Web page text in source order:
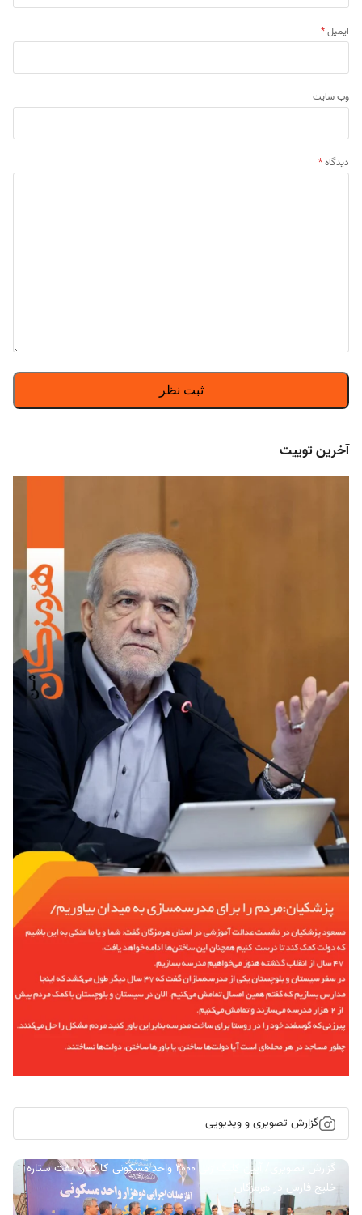
ایمیل*
وب‌ سایت
دیدگاه*
آخرین توییت
گزارش تصویری و ویدیویی
گزارش تصویری/ آیین کلنگ زنی ۲۰۰۰ واحد مسکونی کارکنان نفت ستاره
خلیج فارس در هرمزگان